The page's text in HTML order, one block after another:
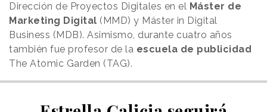
Dirección de Proyectos Digitales en el Máster de
Marketing Digital (MMD) y Máster in Digital
Business (MDB). Asimismo, durante cuatro años
también fue profesor de la escuela de publicidad
The Atomic Garden (TAG).